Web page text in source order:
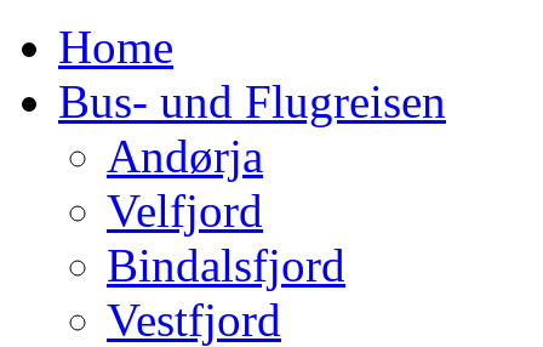
Home
Bus- und Flugreisen
Andørja
Velfjord
Bindalsfjord
Vestfjord